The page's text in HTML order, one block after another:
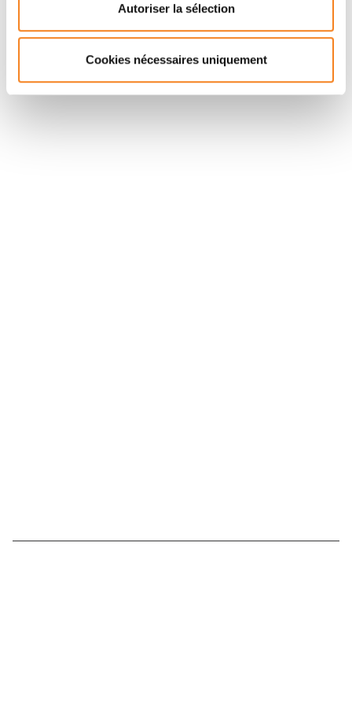
Autoriser la sélection
Cookies nécessaires uniquement